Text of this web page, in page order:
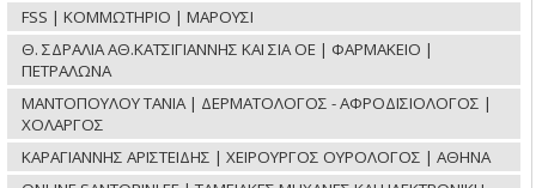
FSS | ΚΟΜΜΩΤΗΡΙΟ | ΜΑΡΟΥΣΙ
Θ. ΣΔΡΑΛΙΑ ΑΘ.ΚΑΤΣΙΓΙΑΝΝΗΣ ΚΑΙ ΣΙΑ ΟΕ | ΦΑΡΜΑΚΕΙΟ |
ΠΕΤΡΑΛΩΝΑ
ΜΑΝΤΟΠΟΥΛΟΥ ΤΑΝΙΑ | ΔΕΡΜΑΤΟΛΟΓΟΣ - ΑΦΡΟΔΙΣΙΟΛΟΓΟΣ |
ΧΟΛΑΡΓΟΣ
ΚΑΡΑΓΙΑΝΝΗΣ ΑΡΙΣΤΕΙΔΗΣ | ΧΕΙΡΟΥΡΓΟΣ ΟΥΡΟΛΟΓΟΣ | ΑΘΗΝΑ